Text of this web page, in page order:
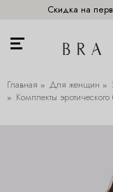
Скидка на
Главная Для женщин
Комплекты